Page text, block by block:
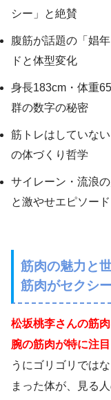
シー」と絶賛
腹筋が話題の「娼
ドと体型変化
身長183cm・体重
群の数字の秘密
筋トレはしていな
の体づくり哲学
サイレーン・流浪
と激やせエピソード
筋肉の魅力と
筋肉がセクシ
松坂桃李さんの筋
腕の筋肉が特に注
うにゴリゴリでは
まった体が、見る